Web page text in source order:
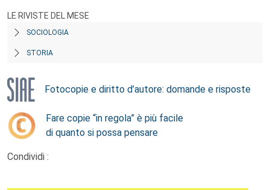
LE RIVISTE DEL MESE
SOCIOLOGIA
STORIA
Fotocopie e diritto d’autore: domande e risposte
Fare copie “in regola” è più facile
di quanto si possa pensare
Condividi :